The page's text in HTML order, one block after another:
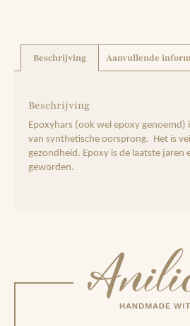
Beschrijving Aanvullende
Beschrijving
Epoxyhars (ook wel epoxy genoemd)
van synthetische oorsprong. Het is
gezondheid. Epoxy is de laatste jaren
geworden.